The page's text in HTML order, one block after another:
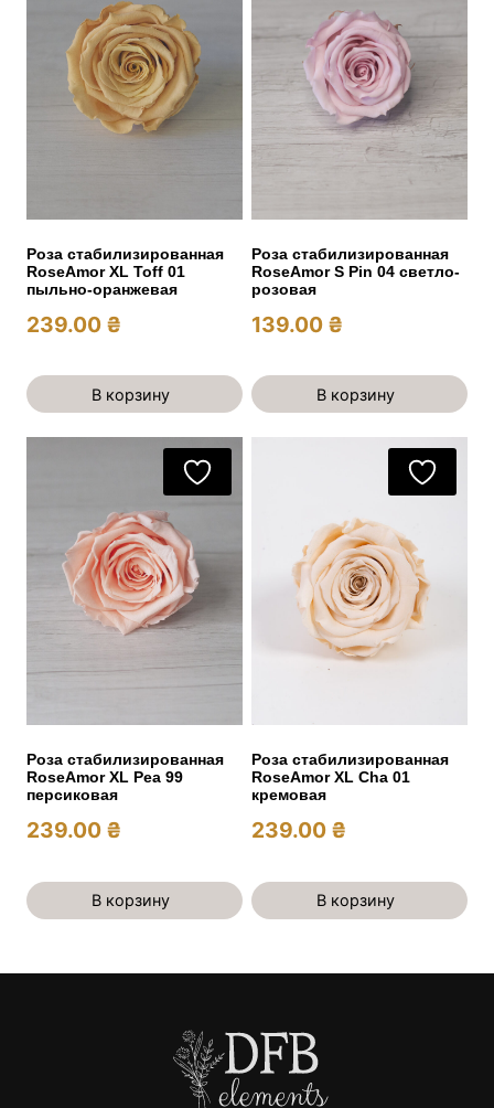
Роза стабилизированная
RoseAmor XL Toff 01
пыльно-оранжевая
239.00 ₴
В корзину
Роза стабилизированная
RoseAmor S Pin 04 светло-
розовая
139.00 ₴
В корзину
Роза стабилизированная
RoseAmor XL Pea 99
персиковая
239.00 ₴
В корзину
Роза стабилизированная
RoseAmor XL Cha 01
кремовая
239.00 ₴
В корзину